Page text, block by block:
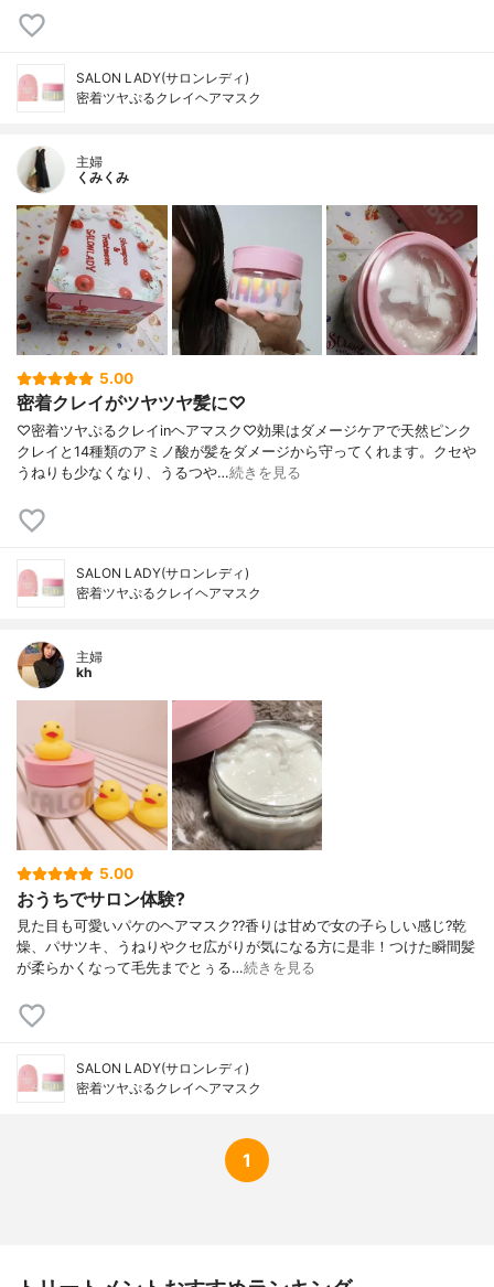
SALON LADY(サロンレディ)
密着ツヤぷるクレイヘアマスク
主婦
くみくみ
5.00
密着クレイがツヤツヤ髪に♡
♡密着ツヤぷるクレイinヘアマスク♡効果はダメージケアで天然ピンク
クレイと14種類のアミノ酸が髪をダメージから守ってくれます。クセや
うねりも少なくなり、うるつや…続きを見る
SALON LADY(サロンレディ)
密着ツヤぷるクレイヘアマスク
主婦
kh
5.00
おうちでサロン体験?
見た目も可愛いパケのヘアマスク??香りは甘めで女の子らしい感じ?乾
燥、パサツキ、うねりやクセ広がりが気になる方に是非！つけた瞬間髪
が柔らかくなって毛先までとぅる…続きを見る
SALON LADY(サロンレディ)
密着ツヤぷるクレイヘアマスク
1